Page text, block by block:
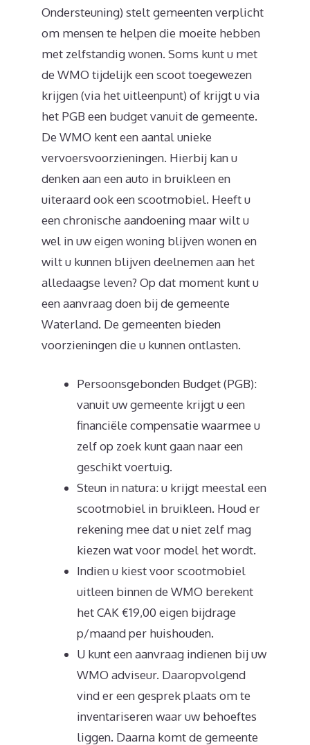
Ondersteuning) stelt gemeenten verplicht
om mensen te helpen die moeite hebben
met zelfstandig wonen. Soms kunt u met
de WMO tijdelijk een scoot toegewezen
krijgen (via het uitleenpunt) of krijgt u via
het PGB een budget vanuit de gemeente.
De WMO kent een aantal unieke
vervoersvoorzieningen. Hierbij kan u
denken aan een auto in bruikleen en
uiteraard ook een scootmobiel. Heeft u
een chronische aandoening maar wilt u
wel in uw eigen woning blijven wonen en
wilt u kunnen blijven deelnemen aan het
alledaagse leven? Op dat moment kunt u
een aanvraag doen bij de gemeente
Waterland. De gemeenten bieden
voorzieningen die u kunnen ontlasten.
Persoonsgebonden Budget (PGB):
vanuit uw gemeente krijgt u een
financiële compensatie waarmee u
zelf op zoek kunt gaan naar een
geschikt voertuig.
Steun in natura: u krijgt meestal een
scootmobiel in bruikleen. Houd er
rekening mee dat u niet zelf mag
kiezen wat voor model het wordt.
Indien u kiest voor scootmobiel
uitleen binnen de WMO berekent
het CAK €19,00 eigen bijdrage
p/maand per huishouden.
U kunt een aanvraag indienen bij uw
WMO adviseur. Daaropvolgend
vind er een gesprek plaats om te
inventariseren waar uw behoeftes
liggen. Daarna komt de gemeente